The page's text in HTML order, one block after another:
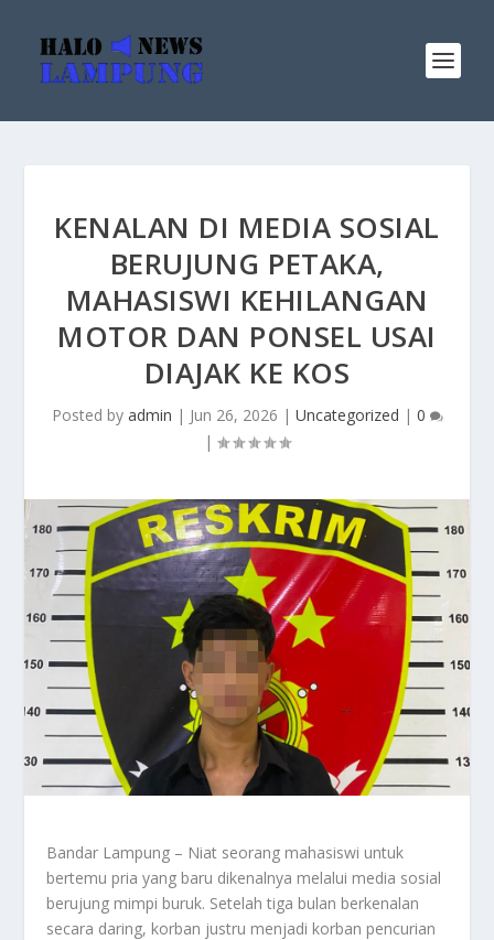
KENALAN DI MEDIA SOSIAL
BERUJUNG PETAKA,
MAHASISWI KEHILANGAN
MOTOR DAN PONSEL USAI
DIAJAK KE KOS
Posted by admin | Jun 26, 2026 | Uncategorized | 0
|
Bandar Lampung – Niat seorang mahasiswi untuk
bertemu pria yang baru dikenalnya melalui media sosial
berujung mimpi buruk. Setelah tiga bulan berkenalan
secara daring, korban justru menjadi korban pencurian